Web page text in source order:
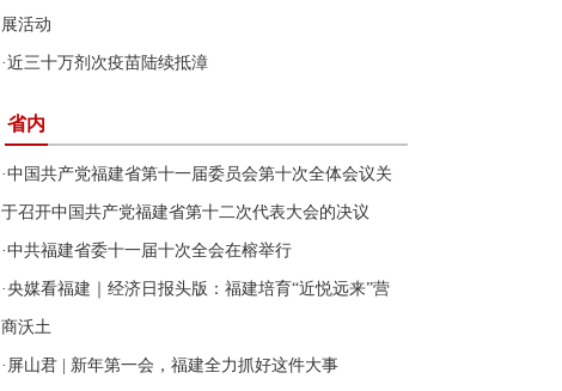
展活动
·近三十万剂次疫苗陆续抵漳
省内
·中国共产党福建省第十一届委员会第十次全体会议关
于召开中国共产党福建省第十二次代表大会的决议
·中共福建省委十一届十次全会在榕举行
·央媒看福建｜经济日报头版：福建培育“近悦远来”营
商沃土
· 屏山君 | 新年第一会，福建全力抓好这件大事